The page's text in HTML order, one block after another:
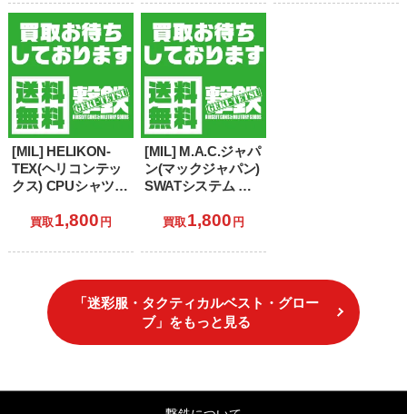
[MIL] HELIKON-
TEX(ヘリコンテッ
クス) CPUシャツ
ールユニフォーム
US.S-R フレクター
買取 1,800 円
[MIL] M.A.C.ジャパ
ン(マックジャパン)
SWATシステム メ
OD(オリーブドラ
買取 1,800 円
「迷彩服・タクティカルベスト・グロー
ブ」をもっと見る